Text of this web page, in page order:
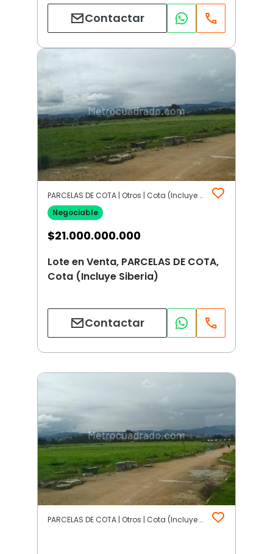
Contactar
PARCELAS DE COTA | Otros | Cota (Incluye Siberia)
Negociable
$21.000.000.000
Lote en Venta, PARCELAS DE COTA,
Cota (Incluye Siberia)
Contactar
PARCELAS DE COTA | Otros | Cota (Incluye Siberia)